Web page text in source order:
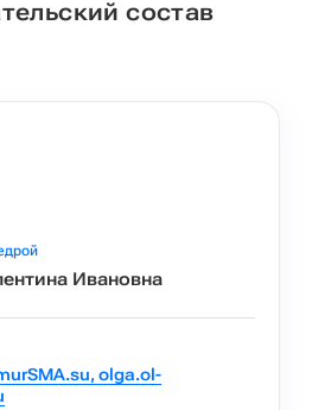
состав
Ивановна
olga.ol-